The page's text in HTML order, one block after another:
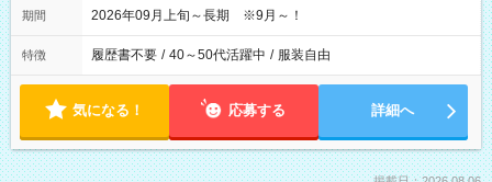
期間 2026年09月上旬～長期 ※9月～！
特徴 履歴書不要 / 40～50代活躍中 / 服装自由
気になる！ 応募する 詳細へ